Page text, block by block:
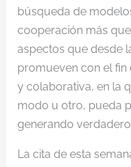
búsqueda de
cooperación más
aspectos que desde
promueven con el fin
y colaborativa, en la
modo u otro, pueda
generando
La cita de esta